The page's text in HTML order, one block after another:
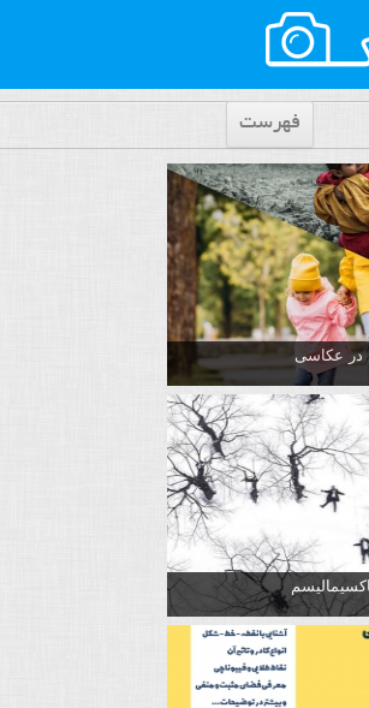
فهرست
در عکاسی